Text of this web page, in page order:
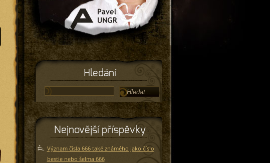
Hledání
Nejnovější příspěvky
Význam čísla 666 také známého jako číslo
bestie nebo šelma 666